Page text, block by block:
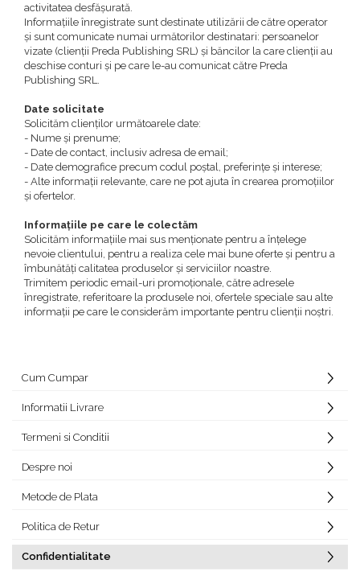
activitatea desfăşurată.
Informaţiile înregistrate sunt destinate utilizării de către operator
şi sunt comunicate numai următorilor destinatari: persoanelor
vizate (clienţii Preda Publishing SRL) şi băncilor la care clienţii au
deschise conturi şi pe care le-au comunicat către Preda
Publishing SRL.
Date solicitate
Solicităm clienților următoarele date:
- Nume și prenume;
- Date de contact, inclusiv adresa de email;
- Date demografice precum codul poștal, preferințe și interese;
- Alte informații relevante, care ne pot ajuta în crearea promoțiilor
și ofertelor.
Informaţiile pe care le colectăm
Solicităm informațiile mai sus menționate pentru a înțelege
nevoie clientului, pentru a realiza cele mai bune oferte și pentru a
îmbunătăți calitatea produselor și serviciilor noastre.
Trimitem periodic email-uri promoționale, către adresele
înregistrate, referitoare la produsele noi, ofertele speciale sau alte
informații pe care le considerăm importante pentru clienții noștri.
Cum Cumpar
Informatii Livrare
Termeni si Conditii
Despre noi
Metode de Plata
Politica de Retur
Confidentialitate